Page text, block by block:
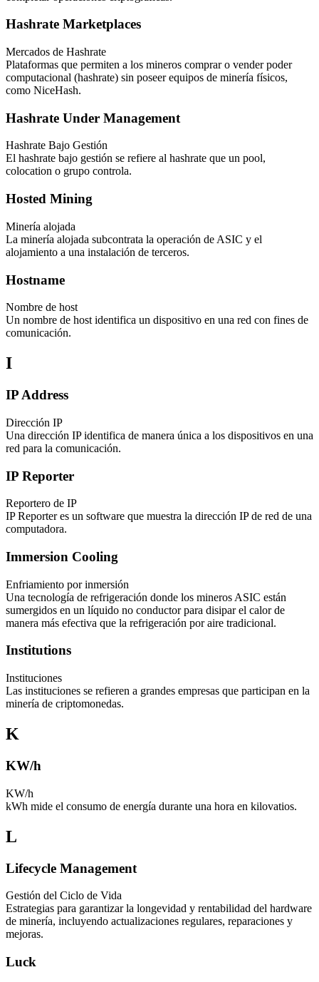
Hashrate Marketplaces
Mercados de Hashrate
Plataformas que permiten a los mineros comprar o vender poder
computacional (hashrate) sin poseer equipos de minería físicos,
como NiceHash.
Hashrate Under Management
Hashrate Bajo Gestión
El hashrate bajo gestión se refiere al hashrate que un pool,
colocation o grupo controla.
Hosted Mining
Minería alojada
La minería alojada subcontrata la operación de ASIC y el
alojamiento a una instalación de terceros.
Hostname
Nombre de host
Un nombre de host identifica un dispositivo en una red con fines de
comunicación.
I
IP Address
Dirección IP
Una dirección IP identifica de manera única a los dispositivos en una
red para la comunicación.
IP Reporter
Reportero de IP
IP Reporter es un software que muestra la dirección IP de red de una
computadora.
Immersion Cooling
Enfriamiento por inmersión
Una tecnología de refrigeración donde los mineros ASIC están
sumergidos en un líquido no conductor para disipar el calor de
manera más efectiva que la refrigeración por aire tradicional.
Institutions
Instituciones
Las instituciones se refieren a grandes empresas que participan en la
minería de criptomonedas.
K
KW/h
KW/h
kWh mide el consumo de energía durante una hora en kilovatios.
L
Lifecycle Management
Gestión del Ciclo de Vida
Estrategias para garantizar la longevidad y rentabilidad del hardware
de minería, incluyendo actualizaciones regulares, reparaciones y
mejoras.
Luck